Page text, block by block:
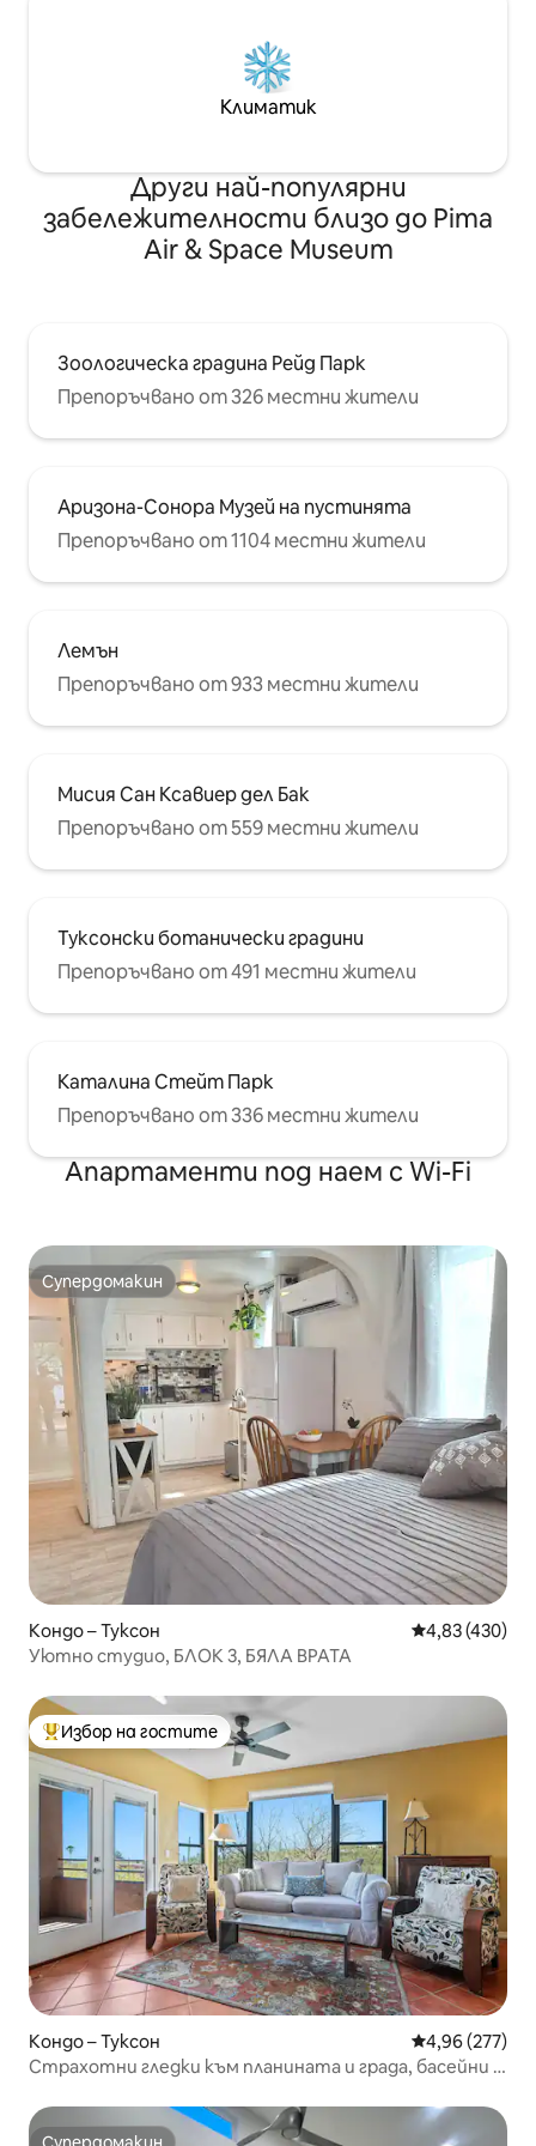
Климатик
Други най-популярни
забележителности близо до Pima
Air & Space Museum
Зоологическа градина Рейд Парк
Препоръчвано от 326 местни жители
Аризона-Сонора Музей на пустинята
Препоръчвано от 1104 местни жители
Лемън
Препоръчвано от 933 местни жители
Мисия Сан Ксавиер дел Бак
Препоръчвано от 559 местни жители
Туксонски ботанически градини
Препоръчвано от 491 местни жители
Каталина Стейт Парк
Препоръчвано от 336 местни жители
Апартаменти под наем с Wi-Fi
Супердомакин
Супердомакин
Кондо – Туксон Средна
4,83 (430)
Уютно студио, БЛОК 3, БЯЛА ВРАТА
Най-популярен избор на гостите
Избор на гостите
Кондо – Туксон Средна
4,96 (277)
Страхотни гледки към планината и града, басейни и